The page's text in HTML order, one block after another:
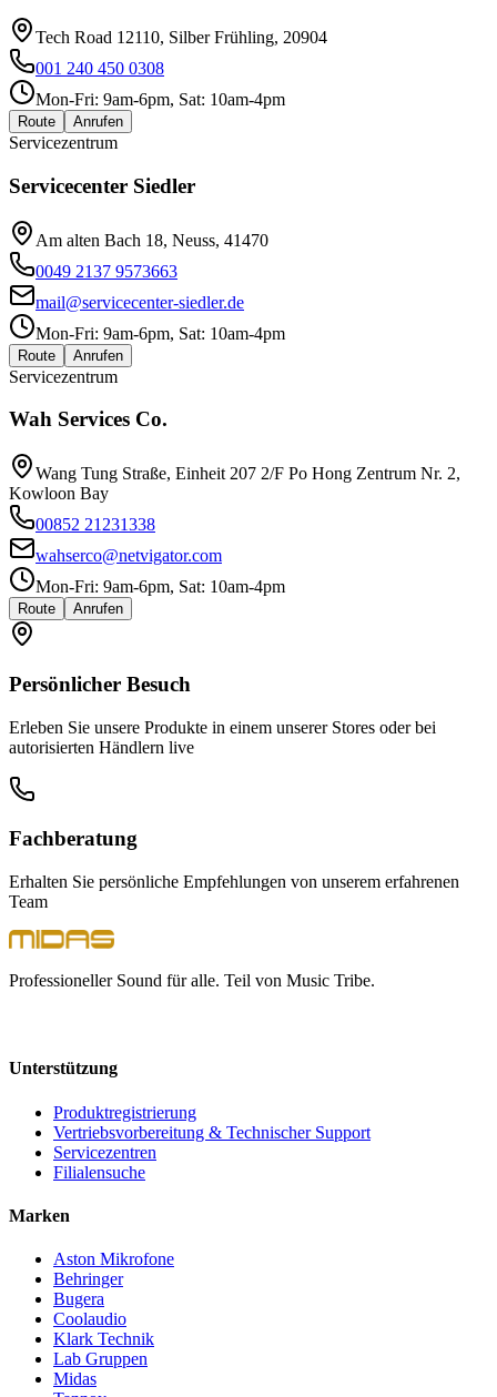
Tech Road 12110, Silber Frühling, 20904
001 240 450 0308
Mon-Fri: 9am-6pm, Sat: 10am-4pm
Route Anrufen
Servicezentrum
Servicecenter Siedler
Am alten Bach 18, Neuss, 41470
0049 2137 9573663
mail@servicecenter-siedler.de
Mon-Fri: 9am-6pm, Sat: 10am-4pm
Route Anrufen
Servicezentrum
Wah Services Co.
Wang Tung Straße, Einheit 207 2/F Po Hong Zentrum Nr. 2,
Kowloon Bay
00852 21231338
wahserco@netvigator.com
Mon-Fri: 9am-6pm, Sat: 10am-4pm
Route Anrufen
Persönlicher Besuch
Erleben Sie unsere Produkte in einem unserer Stores oder bei
autorisierten Händlern live
Fachberatung
Erhalten Sie persönliche Empfehlungen von unserem erfahrenen
Team
Professioneller Sound für alle. Teil von Music Tribe.
Unterstützung
Produktregistrierung
Vertriebsvorbereitung & Technischer Support
Servicezentren
Filialensuche
Marken
Aston Mikrofone
Behringer
Bugera
Coolaudio
Klark Technik
Lab Gruppen
Midas